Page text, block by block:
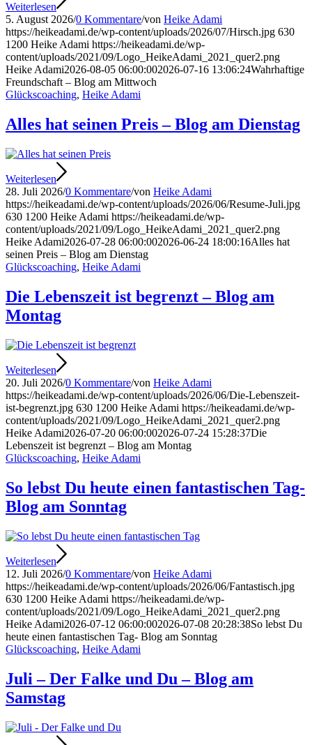
Weiterlesen
5. August 2026/0 Kommentare/von Heike Adami
https://heikeadami.de/wp-content/uploads/2026/07/Hirsch.jpg 630
1200 Heike Adami https://heikeadami.de/wp-
content/uploads/2021/09/Logo_HeikeAdami_2021_quer2.png
Heike Adami2026-08-05 06:00:002026-07-16 13:06:24Wahrhaftige
Freundschaft – Blog am Mittwoch
Glückscoaching, Heike Adami
Alles hat seinen Preis – Blog am Dienstag
Weiterlesen
28. Juli 2026/0 Kommentare/von Heike Adami
https://heikeadami.de/wp-content/uploads/2026/06/Resume-Juli.jpg
630 1200 Heike Adami https://heikeadami.de/wp-
content/uploads/2021/09/Logo_HeikeAdami_2021_quer2.png
Heike Adami2026-07-28 06:00:002026-06-24 18:00:16Alles hat
seinen Preis – Blog am Dienstag
Glückscoaching, Heike Adami
Die Lebenszeit ist begrenzt – Blog am
Montag
Weiterlesen
20. Juli 2026/0 Kommentare/von Heike Adami
https://heikeadami.de/wp-content/uploads/2026/06/Die-Lebenszeit-
ist-begrenzt.jpg 630 1200 Heike Adami https://heikeadami.de/wp-
content/uploads/2021/09/Logo_HeikeAdami_2021_quer2.png
Heike Adami2026-07-20 06:00:002026-07-24 15:28:37Die
Lebenszeit ist begrenzt – Blog am Montag
Glückscoaching, Heike Adami
So lebst Du heute einen fantastischen Tag-
Blog am Sonntag
Weiterlesen
12. Juli 2026/0 Kommentare/von Heike Adami
https://heikeadami.de/wp-content/uploads/2026/06/Fantastisch.jpg
630 1200 Heike Adami https://heikeadami.de/wp-
content/uploads/2021/09/Logo_HeikeAdami_2021_quer2.png
Heike Adami2026-07-12 06:00:002026-07-08 20:28:38So lebst Du
heute einen fantastischen Tag- Blog am Sonntag
Glückscoaching, Heike Adami
Juli – Der Falke und Du – Blog am
Samstag